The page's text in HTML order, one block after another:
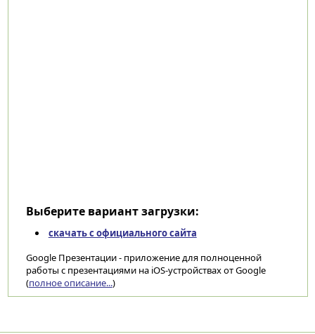
Выберите вариант загрузки:
скачать с официального сайта
Google Презентации - приложение для полноценной
работы с презентациями на iOS-устройствах от Google
(полное описание...)